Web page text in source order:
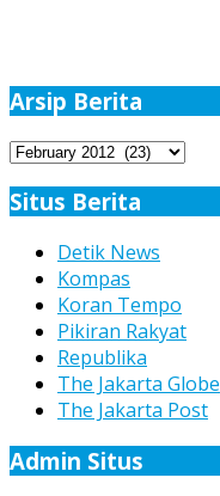
Arsip Berita
Arsip
Situs Berita
Detik News
Kompas
Koran Tempo
Pikiran Rakyat
Republika
The Jakarta Globe
The Jakarta Post
Admin Situs